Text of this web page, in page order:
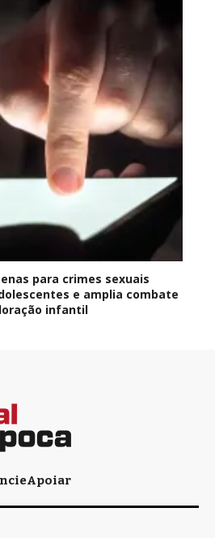
para crimes sexuais
e amplia combate
infantil
Apoiar